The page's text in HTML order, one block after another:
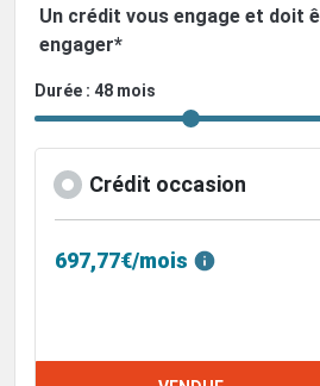
Un crédit vous engage et doit
engager*
Durée : 48 mois
Crédit occasion
697,77€/mois